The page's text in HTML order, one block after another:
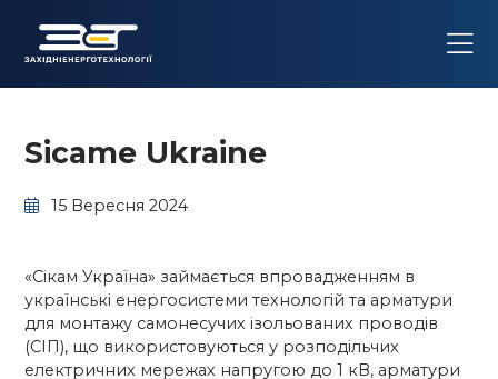
Sicame Ukraine
15 Вересня 2024
«Сікам Україна» займається впровадженням в
українські енергосистеми технологій та арматури
для монтажу самонесучих ізольованих проводів
(СІП), що використовуються у розподільчих
електричних мережах напругою до 1 кВ, арматури